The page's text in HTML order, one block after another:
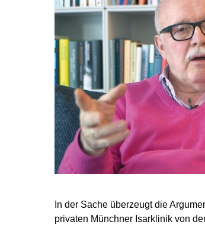
In der Sache überzeugt die
pri­vaten Münchner Isarklinik von